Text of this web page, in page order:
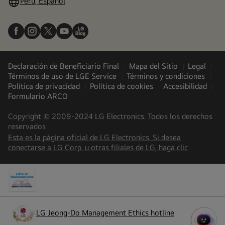
Declaración de Beneficiario Final Mapa del Sitio
Legal
Términos de uso de LGE Service
Términos y condiciones
Política de privacidad
Política de cookies
Accesibilidad
Formulario ARCO
Copyright © 2009-2024 LG Electronics. Todos los derechos
reservados
Esta es la página oficial de LG Electronics. Si desea
conectarse a LG Corp. u otras filiales de LG, haga clic(
a
LG Jeong-Do Management Ethics hotline
opens